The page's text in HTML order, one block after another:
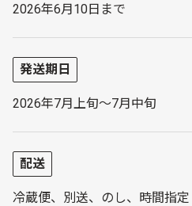
2026年6月10日まで
発送期日
2026年7月上旬～7月中旬
配送
冷蔵便、別送、のし、時間指定